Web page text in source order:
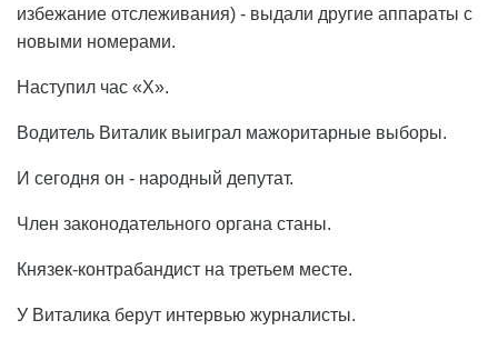
избежание отслеживания) - выдали другие аппараты с
новыми номерами.
Наступил час «Х».
Водитель Виталик выиграл мажоритарные выборы.
И сегодня он - народный депутат.
Член законодательного органа станы.
Князек-контрабандист на третьем месте.
У Виталика берут интервью журналисты.